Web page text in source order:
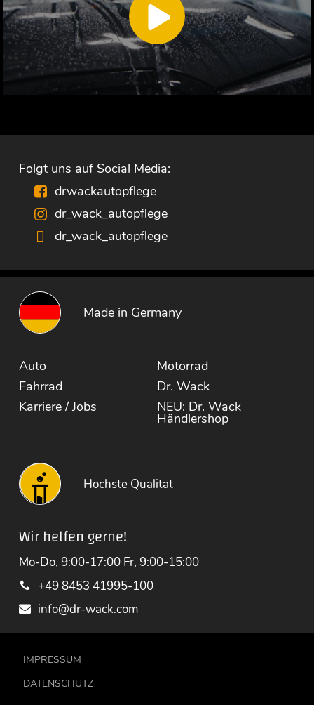
Folgt uns auf Social Media:
drwackautopflege
dr_wack_autopflege
dr_wack_autopflege
Made in Germany
Auto
Motorrad
Fahrrad
Dr. Wack
Karriere / Jobs
NEU: Dr. Wack
Händlershop
Höchste Qualität
Wir helfen gerne!
Mo-Do, 9:00-17:00 Fr, 9:00-15:00
+49 8453 41995-100
info@dr-wack.com
IMPRESSUM
DATENSCHUTZ